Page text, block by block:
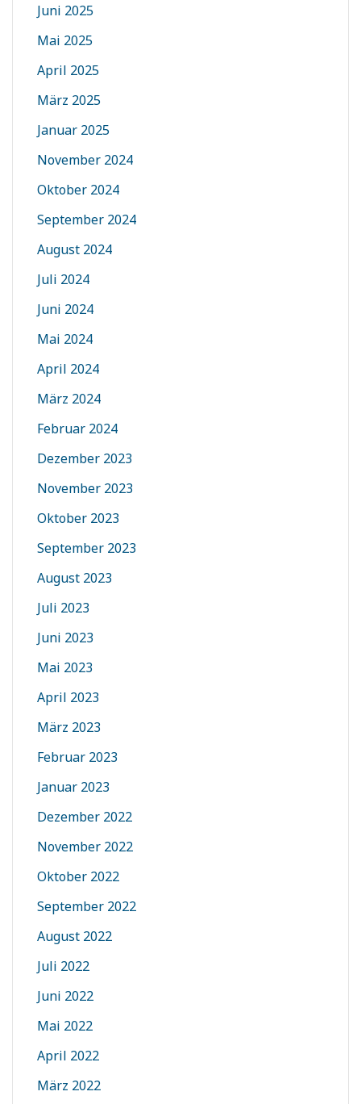
Juni 2025
Mai 2025
April 2025
März 2025
Januar 2025
November 2024
Oktober 2024
September 2024
August 2024
Juli 2024
Juni 2024
Mai 2024
April 2024
März 2024
Februar 2024
Dezember 2023
November 2023
Oktober 2023
September 2023
August 2023
Juli 2023
Juni 2023
Mai 2023
April 2023
März 2023
Februar 2023
Januar 2023
Dezember 2022
November 2022
Oktober 2022
September 2022
August 2022
Juli 2022
Juni 2022
Mai 2022
April 2022
März 2022